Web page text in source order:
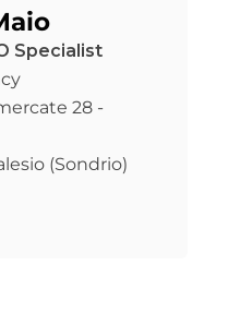
Specialist
28 -
(Sondrio)